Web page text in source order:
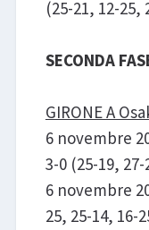
(25-21, 12-25,
SECONDA
GIRONE A
6 novembre
3-0 (25-19, 27-
6 novembre
25, 25-14, 16-